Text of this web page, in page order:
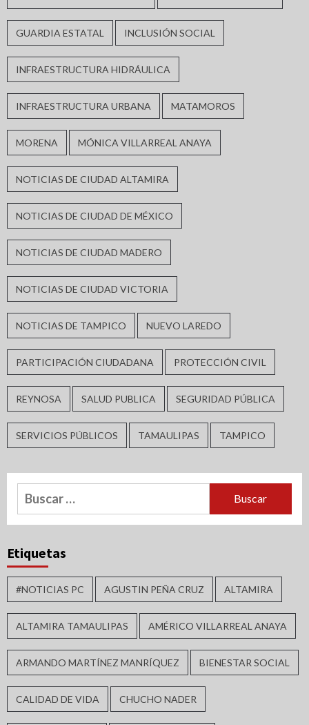
GUARDIA ESTATAL INCLUSIÓN SOCIAL
INFRAESTRUCTURA HIDRÁULICA
INFRAESTRUCTURA URBANA MATAMOROS
MORENA MÓNICA VILLARREAL ANAYA
NOTICIAS DE CIUDAD ALTAMIRA
NOTICIAS DE CIUDAD DE MÉXICO
NOTICIAS DE CIUDAD MADERO
NOTICIAS DE CIUDAD VICTORIA
NOTICIAS DE TAMPICO NUEVO LAREDO
PARTICIPACIÓN CIUDADANA PROTECCIÓN CIVIL
REYNOSA SALUD PUBLICA SEGURIDAD PÚBLICA
SERVICIOS PÚBLICOS TAMAULIPAS TAMPICO
Buscar:
Etiquetas
#NOTICIAS PC AGUSTIN PEÑA CRUZ ALTAMIRA
ALTAMIRA TAMAULIPAS AMÉRICO VILLARREAL ANAYA
ARMANDO MARTÍNEZ MANRÍQUEZ BIENESTAR SOCIAL
CALIDAD DE VIDA CHUCHO NADER